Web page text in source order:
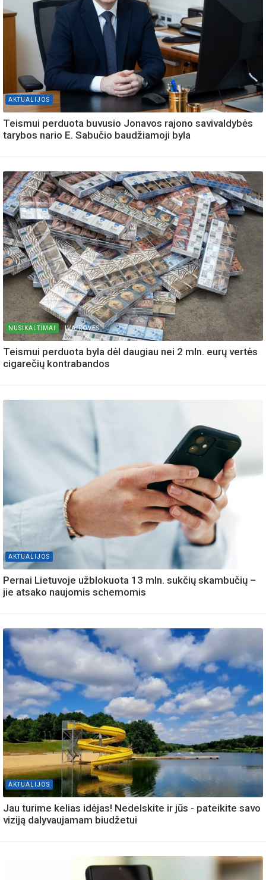
AKTUALIJOS
Teismui perduota buvusio Jonavos rajono savivaldybės
tarybos nario E. Sabučio baudžiamoji byla
NUSIKALTIMAI IVAIROVES
Teismui perduota byla dėl daugiau nei 2 mln. eurų vertės
cigarečių kontrabandos
AKTUALIJOS
Pernai Lietuvoje užblokuota 13 mln. sukčių skambučių –
jie atsako naujomis schemomis
AKTUALIJOS
Jau turime kelias idėjas! Nedelskite ir jūs - pateikite savo
viziją dalyvaujamam biudžetui